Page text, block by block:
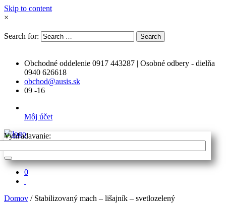
Skip to content
×
Search for: Search
Obchodné oddelenie 0917 443287 | Osobné odbery - dielňa
0940 626618
obchod@ausis.sk
09 -16
Môj účet
Vyhľadavanie:
0
Domov / Stabilizovaný mach – lišajník – svetlozelený